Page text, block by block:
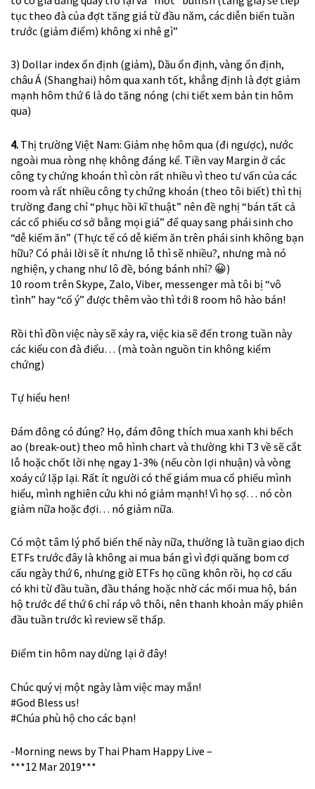
tục theo đà của đợt tăng giá từ đầu năm, các diễn biến tuần
trước (giảm điểm) không xi nhê gì”
3) Dollar index ổn định (giảm), Dầu ổn định, vàng ổn định,
châu Á (Shanghai) hôm qua xanh tốt, khẳng định là đợt giảm
mạnh hôm thứ 6 là do tăng nóng (chi tiết xem bản tin hôm
qua)
4. Thị trường Việt Nam: Giảm nhẹ hôm qua (đi ngược), nước
ngoài mua ròng nhẹ không đáng kể. Tiền vay Margin ở các
công ty chứng khoán thì còn rất nhiều vì theo tư vấn của các
room và rất nhiều công ty chứng khoán (theo tôi biết) thì thị
trường đang chỉ “phục hồi kĩ thuật” nên đề nghị “bán tất cả
các cổ phiếu cơ sở bằng mọi giá” để quay sang phái sinh cho
“dễ kiếm ăn” (Thực tế có dễ kiếm ăn trên phái sinh không bạn
hữu? Có phải lời sẽ ít nhưng lỗ thì sẽ nhiều?, nhưng mà nó
nghiện, y chang như lô đề, bóng bánh nhỉ? 😀)
10 room trên Skype, Zalo, Viber, messenger mà tôi bị “vô
tình” hay “cố ý” được thêm vào thì tới 8 room hô hào bán!
Rồi thì đồn việc này sẽ xảy ra, việc kia sẽ đến trong tuần này
các kiểu con đà điểu… (mà toàn nguồn tin không kiểm
chứng)
Tự hiểu hen!
Đám đông có đúng? Họ, đám đông thích mua xanh khi bếch
ao (break-out) theo mô hình chart và thường khi T3 về sẽ cắt
lỗ hoặc chốt lời nhẹ ngay 1-3% (nếu còn lợi nhuận) và vòng
xoáy cứ lặp lại. Rất ít người có thể giám mua cổ phiếu mình
hiểu, mình nghiên cứu khi nó giảm mạnh! Vì họ sợ… nó còn
giảm nữa hoặc đợi… nó giảm nữa.
Có một tâm lý phổ biến thế này nữa, thường là tuần giao dịch
ETFs trước đây là không ai mua bán gì vì đợi quăng bom cơ
cấu ngày thứ 6, nhưng giờ ETFs họ cũng khôn rồi, họ cơ cấu
có khi từ đầu tuần, đầu tháng hoặc nhờ các mối mua hộ, bán
hộ trước để thứ 6 chỉ ráp vô thôi, nên thanh khoản mấy phiên
đầu tuần trước kì review sẽ thấp.
Điểm tin hôm nay dừng lại ở đây!
Chúc quý vị một ngày làm việc may mắn!
#God Bless us!
#Chúa phù hộ cho các bạn!
-Morning news by Thai Pham Happy Live –
***12 Mar 2019***